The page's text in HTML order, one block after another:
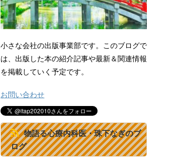
小さな会社の出版事業部です。このブログで
は、出版した本の紹介記事や最新＆関連情報
を掲載していく予定です。
お問い合わせ
物語る心療内科医・珠下なぎのブ
ログ